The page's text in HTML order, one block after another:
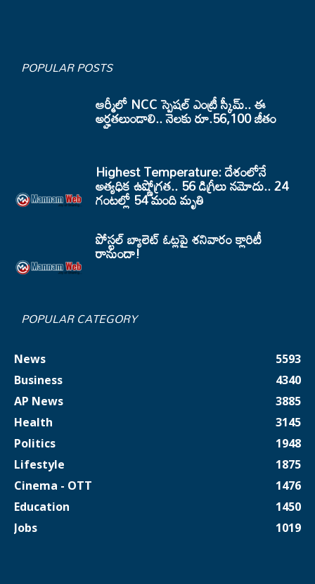
POPULAR POSTS
ఆర్మీలో NCC స్పెషల్ ఎంట్రీ స్కీమ్.. ఈ
అర్హతలుండాలి.. నెలకు రూ.56,100 జీతం
Highest Temperature: దేశంలోనే
అత్యధిక ఉష్ణోగ్రత.. 56 డిగ్రీలు నమోదు.. 24
గంటల్లో 54 మంది మృతి
పోస్టల్ బ్యాలెట్ ఓట్లపై శనివారం క్లారిటీ
రానుందా!
POPULAR CATEGORY
News
5593
Business
4340
AP News
3885
Health
3145
Politics
1948
Lifestyle
1875
Cinema - OTT
1476
Education
1450
Jobs
1019